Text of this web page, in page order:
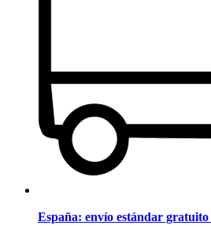
España: envío estándar gratuito